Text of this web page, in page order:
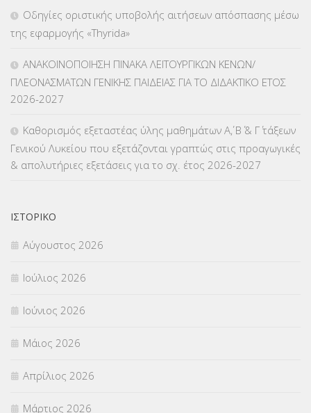
Οδηγίες οριστικής υποβολής αιτήσεων απόσπασης μέσω
της εφαρμογής «Thyrida»
ΑΝΑΚΟΙΝΟΠΟΙΗΣΗ ΠΙΝΑΚΑ ΛΕΙΤΟΥΡΓΙΚΩΝ ΚΕΝΩΝ/
ΠΛΕΟΝΑΣΜΑΤΩΝ ΓΕΝΙΚΗΣ ΠΑΙΔΕΙΑΣ ΓΙΑ ΤΟ ΔΙΔΑΚΤΙΚΟ ΕΤΟΣ
2026-2027
Καθορισμός εξεταστέας ύλης μαθημάτων Α΄, Β΄ & Γ΄ τάξεων
Γενικού Λυκείου που εξετάζονται γραπτώς στις προαγωγικές
& απολυτήριες εξετάσεις για το σχ. έτος 2026-2027
ΙΣΤΟΡΙΚΌ
Αύγουστος 2026
Ιούλιος 2026
Ιούνιος 2026
Μάιος 2026
Απρίλιος 2026
Μάρτιος 2026